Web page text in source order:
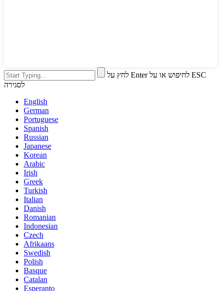
לחץ על Enter לחיפוש או על ESC
לסגירה
English
German
Portuguese
Spanish
Russian
Japanese
Korean
Arabic
Irish
Greek
Turkish
Italian
Danish
Romanian
Indonesian
Czech
Afrikaans
Swedish
Polish
Basque
Catalan
Esperanto